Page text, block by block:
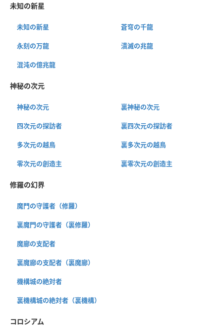
未知の新星
未知の新星 蒼穹の千龍
永刻の万龍 潰滅の兆龍
混沌の億兆龍
神秘の次元
神秘の次元 裏神秘の次元
四次元の探訪者 裏四次元の探訪者
多次元の越鳥 裏多次元の越鳥
零次元の創造主 裏零次元の創造主
修羅の幻界
魔門の守護者（修羅）
裏魔門の守護者（裏修羅）
魔廊の支配者
裏魔廊の支配者（裏魔廊）
機構城の絶対者
裏機構城の絶対者（裏機構）
コロシアム